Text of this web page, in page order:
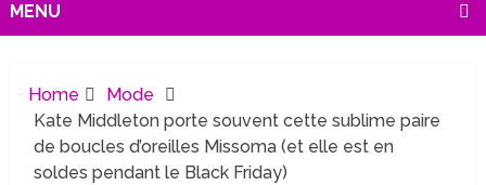
MENU
Home
Mode
Kate Middleton porte souvent cette sublime paire
de boucles d’oreilles Missoma (et elle est en
soldes pendant le Black Friday)